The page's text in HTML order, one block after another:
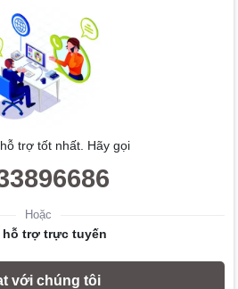
trợ tốt nhất. Hãy gọi
Hoặc
hỗ trợ trực tuyến
với chúng tôi